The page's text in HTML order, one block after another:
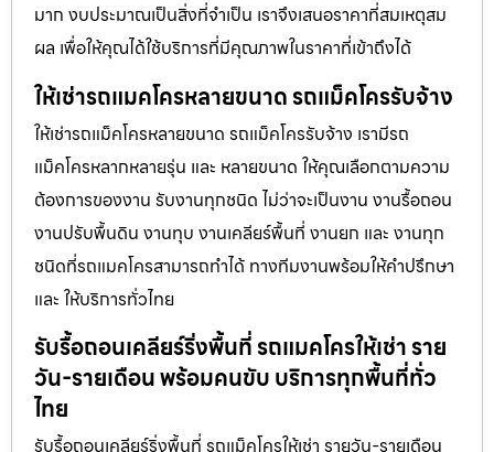
มาก งบประมาณเป็นสิ่งที่จำเป็น เราจึงเสนอราคาที่สมเหตุสม
ผล เพื่อให้คุณได้ใช้บริการที่มีคุณภาพในราคาที่เข้าถึงได้
ให้เช่ารถแมคโครหลายขนาด รถแม็คโครรับจ้าง
ให้เช่ารถแม็คโครหลายขนาด รถแม็คโครรับจ้าง เรามีรถ
แม็คโครหลากหลายรุ่น และ หลายขนาด ให้คุณเลือกตามความ
ต้องการของงาน รับงานทุกชนิด ไม่ว่าจะเป็นงาน งานรื้อถอน
งานปรับพื้นดิน งานทุบ งานเคลียร์พื้นที่ งานยก และ งานทุก
ชนิดที่รถแมคโครสามารถทำได้ ทางทีมงานพร้อมให้คำปรึกษา
และ ให้บริการทั่วไทย
รับรื้อถอนเคลียร์ริ่งพื้นที่ รถแมคโครให้เช่า ราย
วัน-รายเดือน พร้อมคนขับ บริการทุกพื้นที่ทั่ว
ไทย
รับรื้อถอนเคลียร์ริ่งพื้นที่ รถแม็คโครให้เช่า รายวัน-รายเดือน